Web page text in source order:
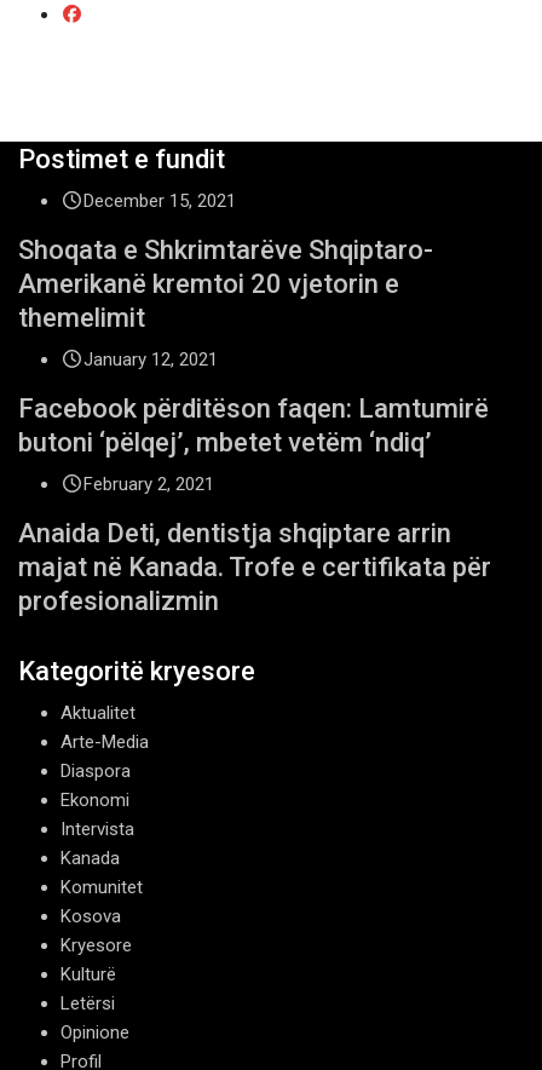
Postimet e fundit
December 15, 2021
Shoqata e Shkrimtarëve Shqiptaro-
Amerikanë kremtoi 20 vjetorin e
themelimit
January 12, 2021
Facebook përditëson faqen: Lamtumirë
butoni ‘pëlqej’, mbetet vetëm ‘ndiq’
February 2, 2021
Anaida Deti, dentistja shqiptare arrin
majat në Kanada. Trofe e certifikata për
profesionalizmin
Kategoritë kryesore
Aktualitet
Arte-Media
Diaspora
Ekonomi
Intervista
Kanada
Komunitet
Kosova
Kryesore
Kulturë
Letërsi
Opinione
Profil